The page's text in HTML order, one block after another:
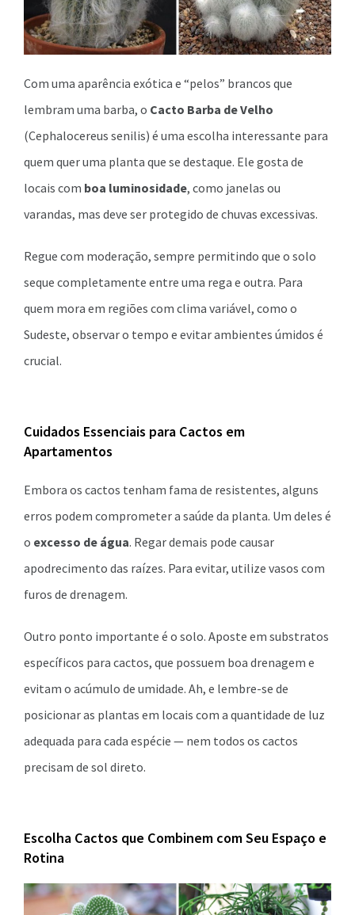
Com uma aparência exótica e “pelos” brancos que
lembram uma barba, o Cacto Barba de Velho
(Cephalocereus senilis) é uma escolha interessante para
quem quer uma planta que se destaque. Ele gosta de
locais com boa luminosidade, como janelas ou
varandas, mas deve ser protegido de chuvas excessivas.
Regue com moderação, sempre permitindo que o solo
seque completamente entre uma rega e outra. Para
quem mora em regiões com clima variável, como o
Sudeste, observar o tempo e evitar ambientes úmidos é
crucial.
Cuidados Essenciais para Cactos em
Apartamentos
Embora os cactos tenham fama de resistentes, alguns
erros podem comprometer a saúde da planta. Um deles é
o excesso de água. Regar demais pode causar
apodrecimento das raízes. Para evitar, utilize vasos com
furos de drenagem.
Outro ponto importante é o solo. Aposte em substratos
específicos para cactos, que possuem boa drenagem e
evitam o acúmulo de umidade. Ah, e lembre-se de
posicionar as plantas em locais com a quantidade de luz
adequada para cada espécie — nem todos os cactos
precisam de sol direto.
Escolha Cactos que Combinem com Seu Espaço e
Rotina